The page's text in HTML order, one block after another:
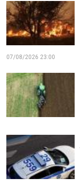
07/08/2026 23:00